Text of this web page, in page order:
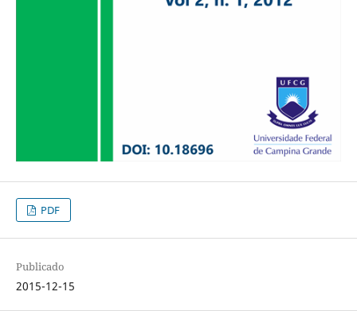
PDF
Publicado
2015-12-15